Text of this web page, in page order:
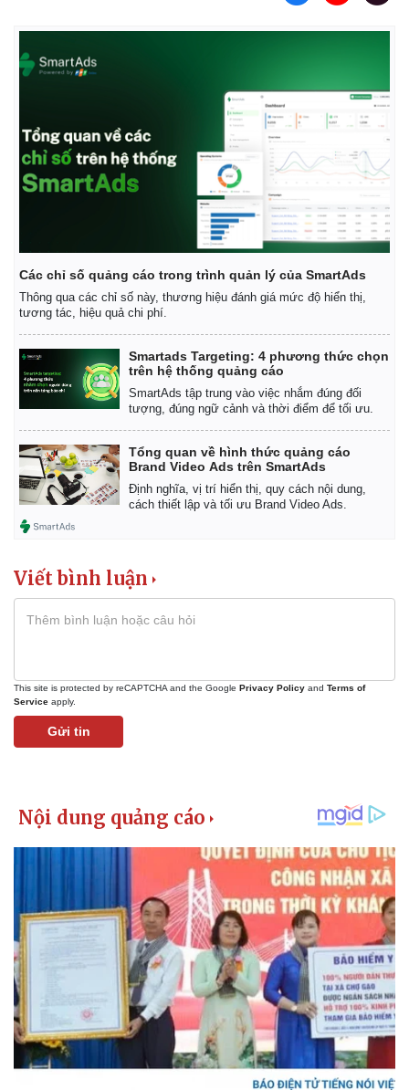
Bóng đá
Lịch thi đấu bóng đá
Thế giới thể thao
eSports
Hậu trường
Ô tô - Xe máy
Ô tô
Xe máy
Tư vấn
Các chỉ số quảng cáo trong trình quản lý của SmartAds
Thông qua các chỉ số này, thương hiệu đánh giá mức độ hiển thị,
tương tác, hiệu quả chi phí.
Smartads Targeting: 4 phương thức chọn
trên hệ thống quảng cáo
SmartAds tập trung vào việc nhắm đúng đối
tượng, đúng ngữ cảnh và thời điểm để tối ưu.
Tổng quan về hình thức quảng cáo
Brand Video Ads trên SmartAds
Định nghĩa, vị trí hiển thị, quy cách nội dung,
cách thiết lập và tối ưu Brand Video Ads.
Viết bình luận
This site is protected by reCAPTCHA and the Google Privacy Policy and Terms of
Service apply.
Gửi tin